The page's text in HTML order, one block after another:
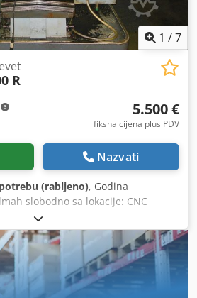
1 /7
R
5.500 €
fiksna cijena plus PDV
Nazvati
(rabljeno), Godina
slobodno sa lokacije: CNC
Tip WBE 1300 R Godina
Sinumerik 810 D Stol 1500 x 400
500/570 mm SK 40 Automatsko
12/9 kW Brojevi okretaja vretena 60
ručni kotačić Kuglični navojni
prihvati Težina 4 t Po cijeni od